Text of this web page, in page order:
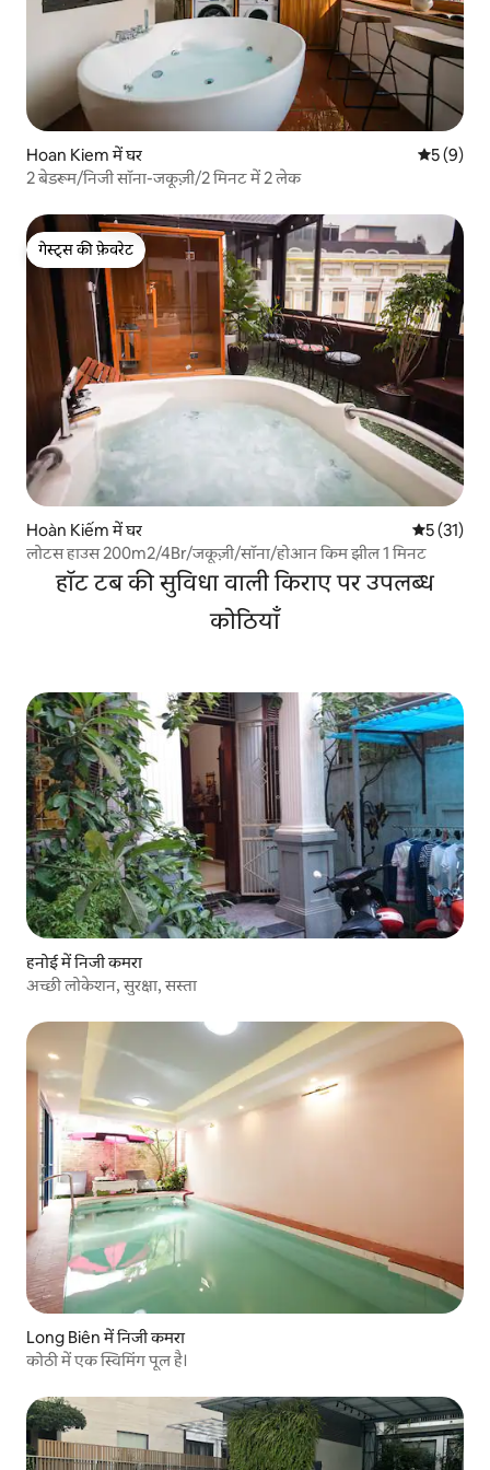
Hoan Kiem में घर औसत रेटिंग
5 (9)
2 बेडरूम/निजी सॉना-जकूज़ी/2 मिनट में 2 लेक
गेस्ट्स की फ़ेवरेट
गेस्ट्स की फ़ेवरेट
Hoàn Kiếm में घर औसत रेटिंग
5 (31)
लोटस हाउस 200m2/4Br/जकूज़ी/सॉना/होआन किम झील 1 मिनट
हॉट टब की सुविधा वाली किराए पर उपलब्ध
कोठियाँ
हनोई में निजी कमरा
अच्छी लोकेशन, सुरक्षा, सस्ता
Long Biên में निजी कमरा
कोठी में एक स्विमिंग पूल है।